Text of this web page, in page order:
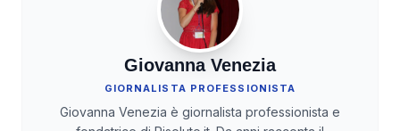
Giovanna Venezia
GIORNALISTA PROFESSIONISTA
Giovanna Venezia è giornalista professionista e